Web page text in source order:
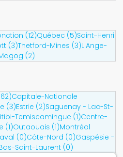
(12)Québec (5)Saint-Henri
(3)Thetford-Mines (3)L'Ange-
(2)
Capitale-Nationale
(3)Estrie (2)Saguenay - Lac-St-
Temiscamingue (1)Centre-
(1)Outaouais (1)Montréal
(0)Côte-Nord (0)Gaspésie -
Saint-Laurent (0)